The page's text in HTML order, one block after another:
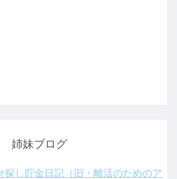
姉妹ブログ
探し貯金日記（旧・離活のためのア